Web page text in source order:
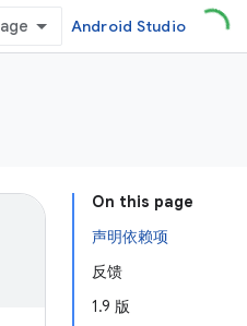
Android Studio
On this page
声明依赖项
反馈
1.9 版